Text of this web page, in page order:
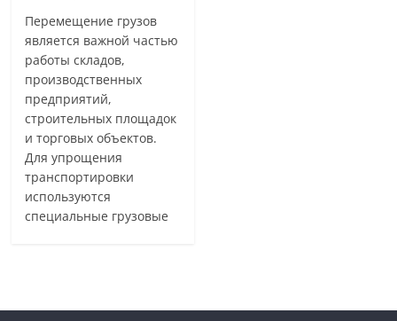
Перемещение грузов
является важной частью
работы складов,
производственных
предприятий,
строительных площадок
и торговых объектов.
Для упрощения
транспортировки
используются
специальные грузовые